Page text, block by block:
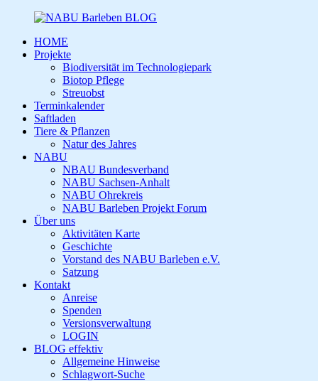
HOME
Projekte
Biodiversität im Technologiepark
Biotop Pflege
Streuobst
Terminkalender
Saftladen
Tiere & Pflanzen
Natur des Jahres
NABU
NBAU Bundesverband
NABU Sachsen-Anhalt
NABU Ohrekreis
NABU Barleben Projekt Forum
Über uns
Aktivitäten Karte
Geschichte
Vorstand des NABU Barleben e.V.
Satzung
Kontakt
Anreise
Spenden
Versionsverwaltung
LOGIN
BLOG effektiv
Allgemeine Hinweise
Schlagwort-Suche